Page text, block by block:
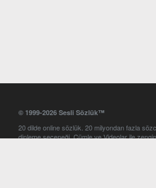
© 1999-2026 Sesli Sözlük™
20 dilde online sözlük. 20 milyondan fazla
dinleme seçeneği. Cümle ve Videolar ile